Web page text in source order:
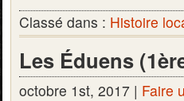
Classé dans : Histoire
Les Éduens
octobre 1st, 2017 | Faire